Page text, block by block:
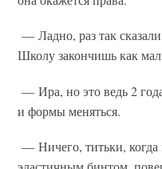
— Ладно, раз так
Школу закончишь как
— Ира, но это ведь 2
и формы меняться.
— Ничего, титьки,